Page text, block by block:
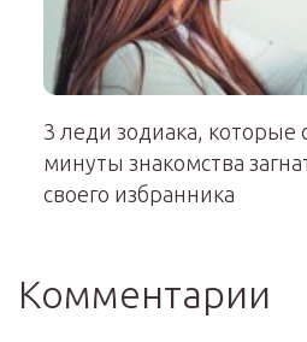
3 леди зодиака, которые
минуты знакомства
своего избранника
Комментарии